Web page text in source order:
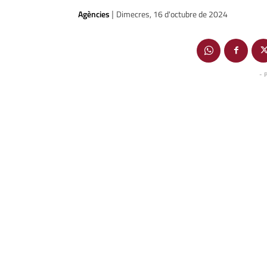
Agències | Dimecres, 16 d'octubre de 2024
-